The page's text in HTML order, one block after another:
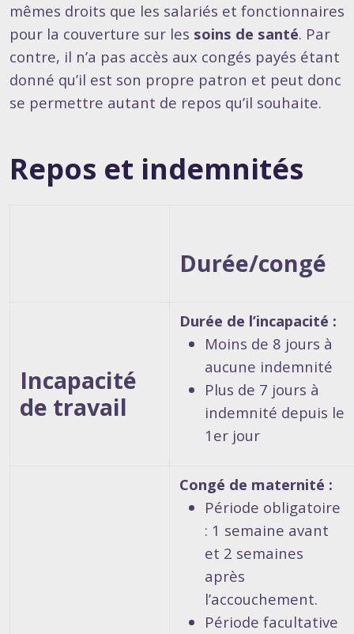
mêmes droits que les salariés et fonctionnaires
pour la couverture sur les soins de santé. Par
contre, il n’a pas accès aux congés payés étant
donné qu’il est son propre patron et peut donc
se permettre autant de repos qu’il souhaite.
Repos et indemnités
Durée/congé
Incapacité
de travail
Durée de l’incapacité :
Moins de 8 jours à
aucune indemnité
Plus de 7 jours à
indemnité depuis le
1er jour
Congé de maternité :
Période obligatoire
: 1 semaine avant
et 2 semaines
après
l’accouchement.
Période facultative